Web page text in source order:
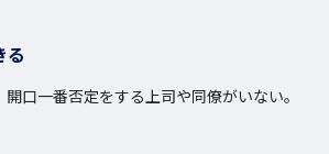
る
口一番否定をする上司や同僚がいない。